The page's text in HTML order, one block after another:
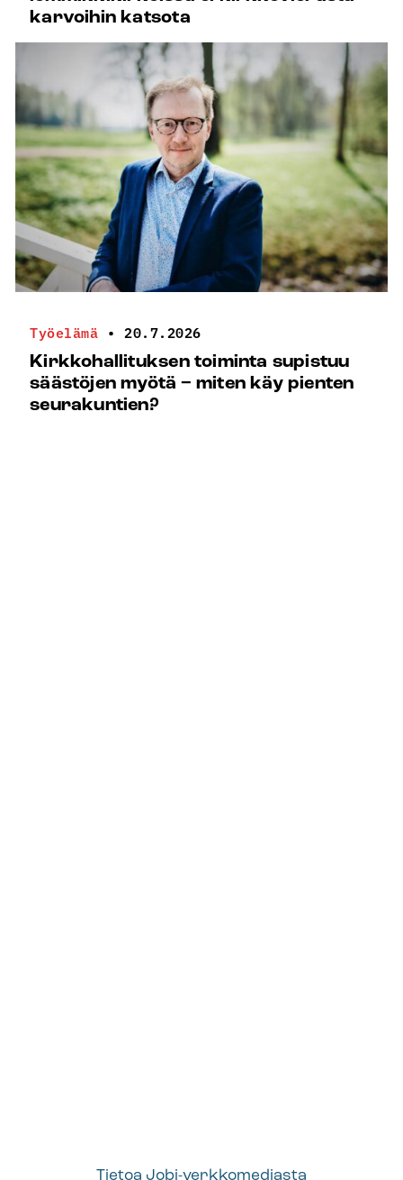
karvoihin katsota
Työelämä • 20.7.2026
Kirkkohallituksen toiminta supistuu
säästöjen myötä − miten käy pienten
seurakuntien?
Tietoa Jobi-verkkomediasta